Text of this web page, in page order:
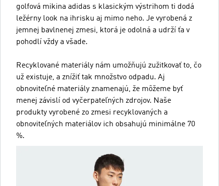
golfová mikina adidas s klasickým výstrihom ti dodá
ležérny look na ihrisku aj mimo neho. Je vyrobená z
jemnej bavlnenej zmesi, ktorá je odolná a udrží ťa v
pohodlí vždy a všade.
Recyklované materiály nám umožňujú zužitkovať to, čo
už existuje, a znížiť tak množstvo odpadu. Aj
obnoviteľné materiály znamenajú, že môžeme byť
menej závislí od vyčerpateľných zdrojov. Naše
produkty vyrobené zo zmesi recyklovaných a
obnoviteľných materiálov ich obsahujú minimálne 70
%.